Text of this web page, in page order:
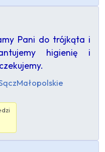
Pani do trójkąta i
higienię i
Małopolskie